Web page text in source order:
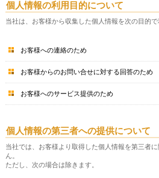
個人情報の利用目的について
当社は、お客様から収集した個人情報を次の目的で
お客様への連絡のため
お客様からのお問い合せに対する回答のため
お客様へのサービス提供のため
個人情報の第三者への提供について
当社では、お客様より取得した個人情報を第三者
ん。
ただし、次の場合は除きます。